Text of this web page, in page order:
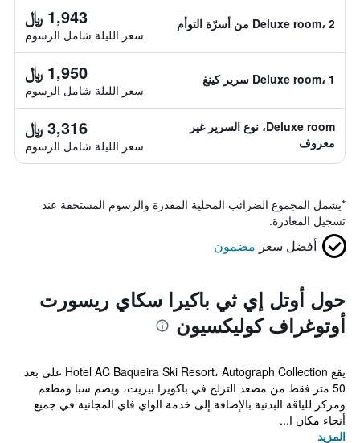
Deluxe room، 2 من أسرّة التوأم 1,943 ﷼
سعر الليلة شامل الرسوم
Deluxe room، 1 سرير كينغ 1,950 ﷼
سعر الليلة شامل الرسوم
Deluxe room، نوع السرير غير
معروف
3,316 ﷼
سعر الليلة شامل الرسوم
*يشمل المجموع الضرائب المحلية المقدرة والرسوم المستحقة عند
تسجيل المغادرة.
أفضل سعر مضمون
حول أوتل إي ثي باكيرا سكاي ريسورت
أوتوغراف كوليكسيون
يقع Hotel AC Baqueira Ski Resort، Autograph Collection على بعد
50 متر فقط من مصعد التزلج في باكويرا بيريت، ويضم سبا ومطعم
ومركز للياقة البدنية بالإضافة إلى خدمة الواي فاي المجانية في جميع
أنحاء مكان ا...
المزيد